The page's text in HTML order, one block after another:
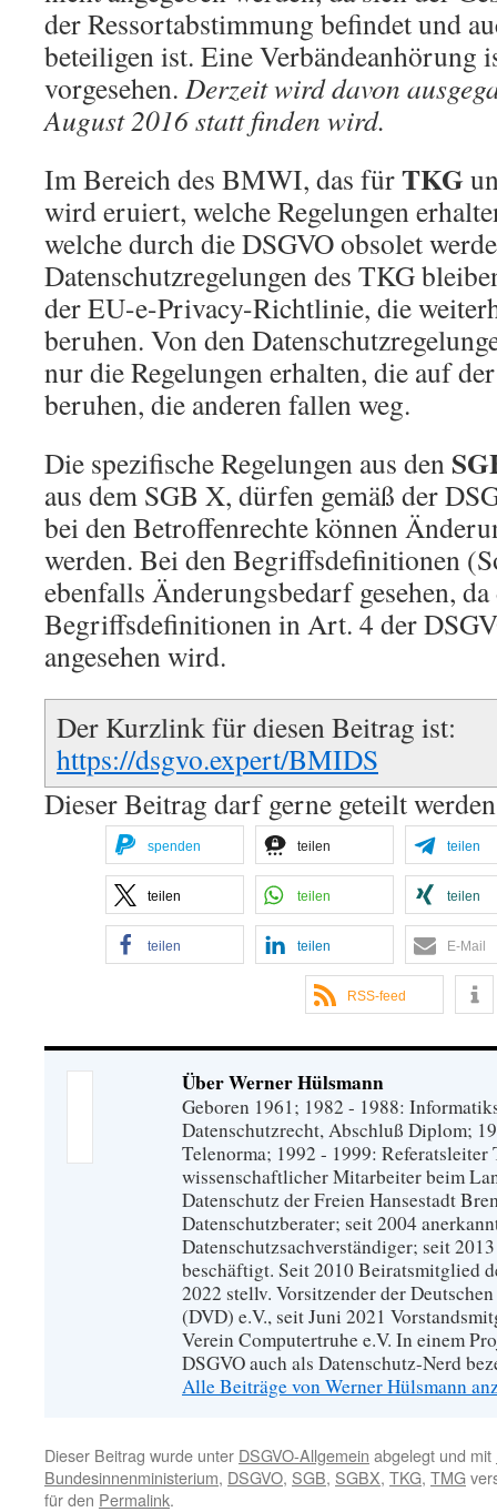
der Ressortabstimmung befindet und
beteiligen ist. Eine Verbändeanhörung
vorgesehen. Derzeit wird davon
August 2016 statt finden wird.
Im Bereich des BMWI, das fürTKG
wird eruiert, welche Regelungen
welche durch die DSGVO obsolet
Datenschutzregelungen des TKG
der EU-e-Privacy-Richtlinie, die
beruhen. Von den
nur die Regelungen erhalten, die auf
beruhen, die anderen fallen weg.
Die spezifische Regelungen aus den
aus dem SGB X, dürfen gemäß der
bei den Betroffenrechte können
werden. Bei den Begriffsdefinitionen
ebenfalls Änderungsbedarf gesehen,
Begriffsdefinitionen in Art. 4 der
angesehen wird.
Der Kurzlink für diesen Beitrag ist:
https://dsgvo.expert/BMIDS
Dieser Beitrag darf gerne geteilt
spenden teilen teilen
teilen teilen teilen
teilen teilen E-Mail
RSS-feed
Über Werner Hülsmann
Geboren 1961; 1982 - 1988:
Datenschutzrecht, Abschluß Diplom;
Telenorma; 1992 - 1999: Referatsleiter
wissenschaftlicher Mitarbeiter beim
Datenschutz der Freien Hansestadt
Datenschutzberater; seit 2004
Datenschutzsachverständiger; seit
beschäftigt. Seit 2010 Beiratsmitglied
2022 stellv. Vorsitzender der
(DVD) e.V., seit Juni 2021
Verein Computertruhe e.V. In einem
DSGVO auch als Datenschutz-Nerd
Alle Beiträge von Werner Hülsmann
Dieser Beitrag wurde unter DSGVO-Allgemein abgelegt und mit
Bundesinnenministerium, DSGVO, SGB, SGBX, TKG, TMG
für den Permalink.